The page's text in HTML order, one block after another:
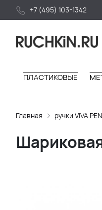
+7 (495) 103-1342
ПЛАСТИКОВЫЕ
Главная ручки VIVA